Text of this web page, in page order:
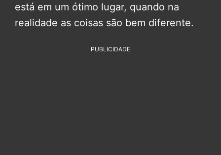
está em um ótimo lugar, quando na
realidade as coisas são bem diferente.
PUBLICIDADE